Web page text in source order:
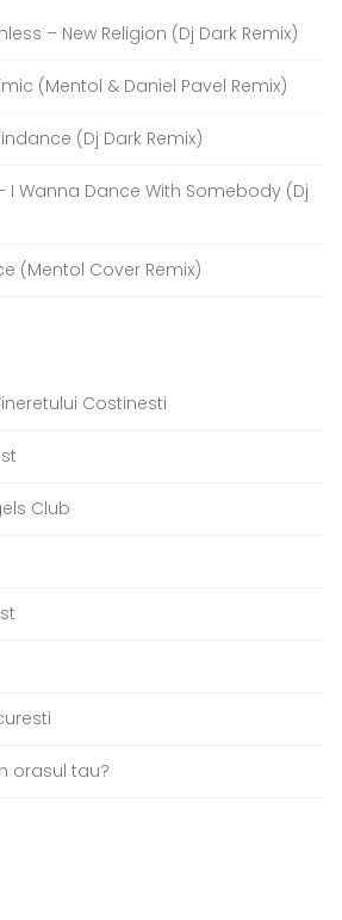
– New Religion (Dj Dark Remix)
(Mentol & Daniel Pavel Remix)
(Dj Dark Remix)
I Wanna Dance With Somebody (Dj
(Mentol Cover Remix)
Costinesti
Club
orasul tau?